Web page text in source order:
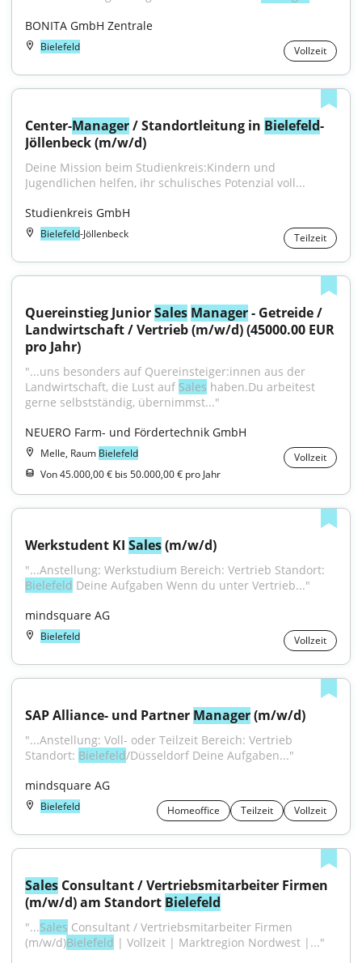
BONITA GmbH Zentrale
Bielefeld Vollzeit
Center-Manager / Standortleitung in Bielefeld-
Jöllenbeck (m/w/d)
Deine Mission beim Studienkreis:Kindern und
Jugendlichen helfen, ihr schulisches Potenzial voll...
Studienkreis GmbH
Bielefeld-Jöllenbeck Teilzeit
Quereinstieg Junior Sales Manager - Getreide /
Landwirtschaft / Vertrieb (m/w/d) (45000.00 EUR
pro Jahr)
"...uns besonders auf Quereinsteiger:innen aus der
Landwirtschaft, die Lust auf Sales haben.Du arbeitest
gerne selbstständig, übernimmst..."
NEUERO Farm- und Fördertechnik GmbH
Melle, Raum Bielefeld
Vollzeit
Von 45.000,00 € bis 50.000,00 € pro Jahr
Werkstudent KI Sales (m/w/d)
Bielefeld Deine Aufgaben Wenn du unter Vertrieb..."
mindsquare AG
Bielefeld Vollzeit
SAP Alliance- und Partner Manager (m/w/d)
"...Anstellung: Voll- oder Teilzeit Bereich: Vertrieb
Standort: Bielefeld/Düsseldorf Deine Aufgaben..."
mindsquare AG
Bielefeld Homeoffice Teilzeit Vollzeit
Sales Consultant / Vertriebsmitarbeiter Firmen
(m/w/d) am Standort Bielefeld
"...Sales Consultant / Vertriebsmitarbeiter Firmen
(m/w/d)Bielefeld | Vollzeit | Marktregion Nordwest |..."